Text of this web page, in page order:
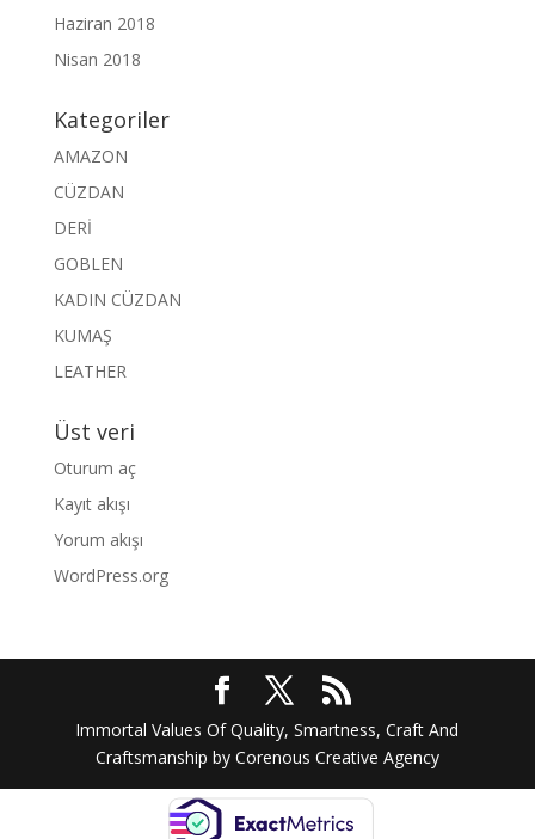
Haziran 2018
Nisan 2018
Kategoriler
AMAZON
CÜZDAN
DERİ
GOBLEN
KADIN CÜZDAN
KUMAŞ
LEATHER
Üst veri
Oturum aç
Kayıt akışı
Yorum akışı
WordPress.org
Immortal Values Of Quality, Smartness, Craft And
Craftsmanship by Corenous Creative Agency